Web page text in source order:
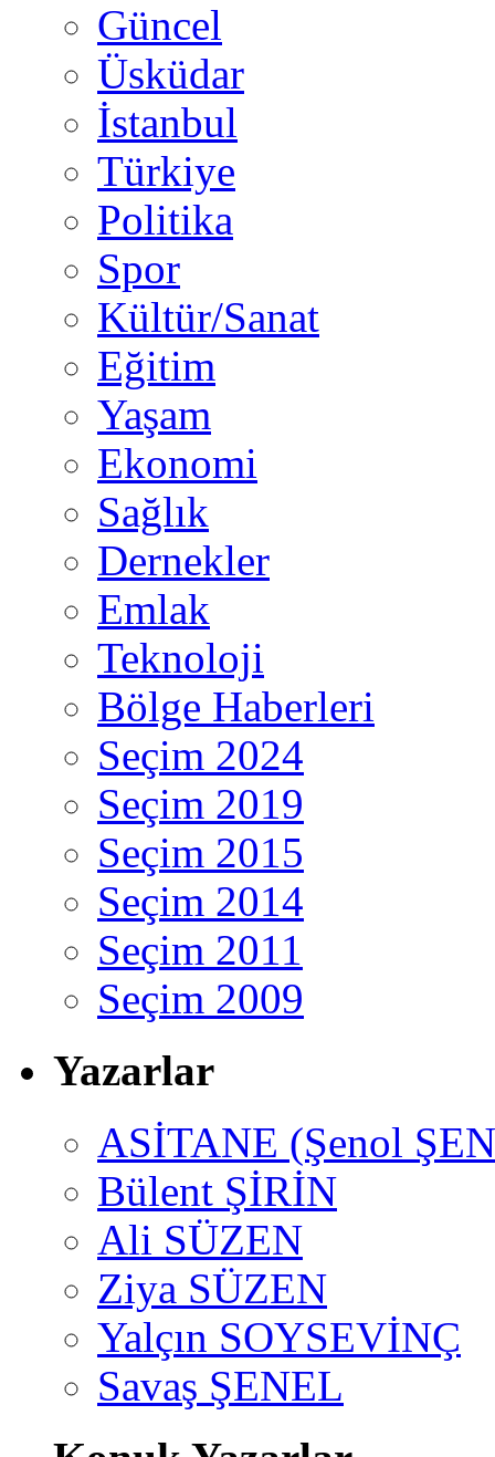
Güncel
Üsküdar
İstanbul
Türkiye
Politika
Spor
Kültür/Sanat
Eğitim
Yaşam
Ekonomi
Sağlık
Dernekler
Emlak
Teknoloji
Bölge Haberleri
Seçim 2024
Seçim 2019
Seçim 2015
Seçim 2014
Seçim 2011
Seçim 2009
Yazarlar
ASİTANE (Şenol
Bülent ŞİRİN
Ali SÜZEN
Ziya SÜZEN
Yalçın SOYSEVİNÇ
Savaş ŞENEL